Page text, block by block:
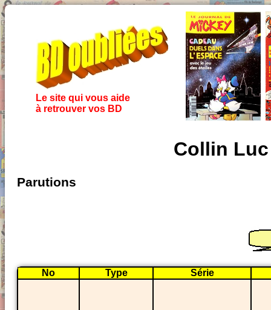
Le site qui vous aide
à retrouver vos BD
Collin
Parutions
No Type Série